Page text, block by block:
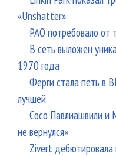
«Unshatter»
РАО потребовало от
В сеть выложен
1970 года
Ферги стала петь в
лучшей
Сосо Павлиашвили и
не вернулся»
Zivert дебютировала